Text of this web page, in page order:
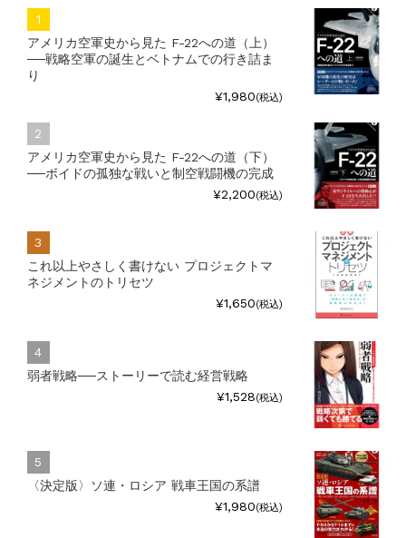
アメリカ空軍史から見た F-22への道（上）
──戦略空軍の誕生とベトナムでの行き詰ま
り
¥1,980(税込)
アメリカ空軍史から見た F-22への道（下）
──ボイドの孤独な戦いと制空戦闘機の完成
¥2,200(税込)
これ以上やさしく書けない プロジェクトマ
ネジメントのトリセツ
¥1,650(税込)
弱者戦略──ストーリーで読む経営戦略
¥1,528(税込)
〈決定版〉ソ連・ロシア 戦車王国の系譜
¥1,980(税込)